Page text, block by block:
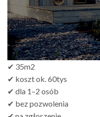
✔ 35m2
✔ koszt ok. 60tys
✔ dla 1–2 osób
✔ bez pozwolenia